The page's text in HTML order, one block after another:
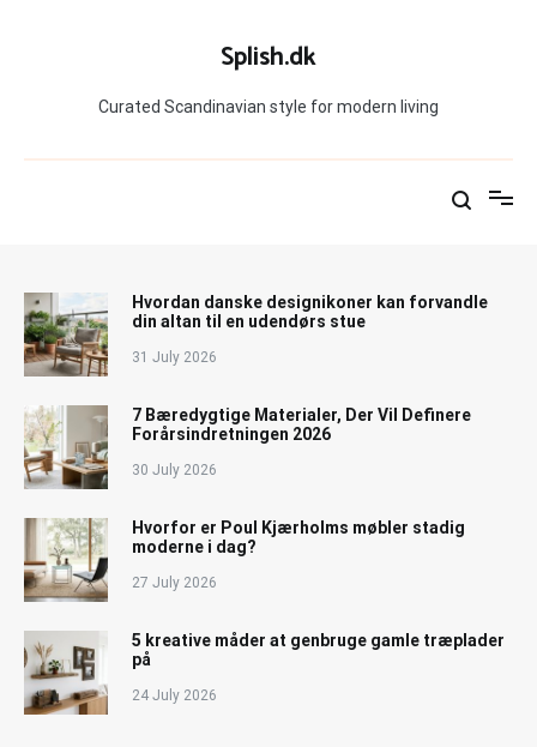
Splish.dk
Curated Scandinavian style for modern living
Hvordan danske designikoner kan forvandle
din altan til en udendørs stue
31 July 2026
7 Bæredygtige Materialer, Der Vil Definere
Forårsindretningen 2026
30 July 2026
Hvorfor er Poul Kjærholms møbler stadig
moderne i dag?
27 July 2026
5 kreative måder at genbruge gamle træplader
på
24 July 2026